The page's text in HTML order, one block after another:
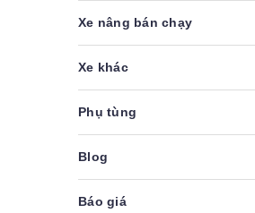
Xe nâng bán chạy
Xe khác
Phụ tùng
Blog
Báo giá